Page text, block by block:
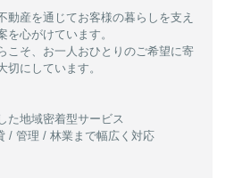
動産を通じてお客様の暮らしを支え
を心がけています。
こそ、お一人おひとりのご希望に寄
切にしています。
た地域密着型サービス
/ 管理 / 林業まで幅広く対応